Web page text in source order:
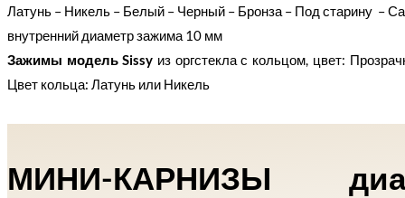
Латунь – Никель – Белый – Черный – Бронза – Под старину –
внутренний диаметр зажима 10 мм
Зажимы модель Sissy из оргстекла с кольцом, цвет:
Цвет кольца: Латунь или Никель
МИНИ-КАРНИЗЫ